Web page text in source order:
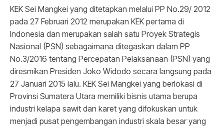
KEK Sei Mangkei yang ditetapkan melalui PP No.29/ 2012
pada 27 Februari 2012 merupakan KEK pertama di
Indonesia dan merupakan salah satu Proyek Strategis
Nasional (PSN) sebagaimana ditegaskan dalam PP
No.3/2016 tentang Percepatan Pelaksanaan (PSN) yang
diresmikan Presiden Joko Widodo secara langsung pada
27 Januari 2015 lalu. KEK Sei Mangkei yang berlokasi di
Provinsi Sumatera Utara memiliki bisnis utama berupa
industri kelapa sawit dan karet yang difokuskan untuk
menjadi pusat pengembangan industri skala besar yang